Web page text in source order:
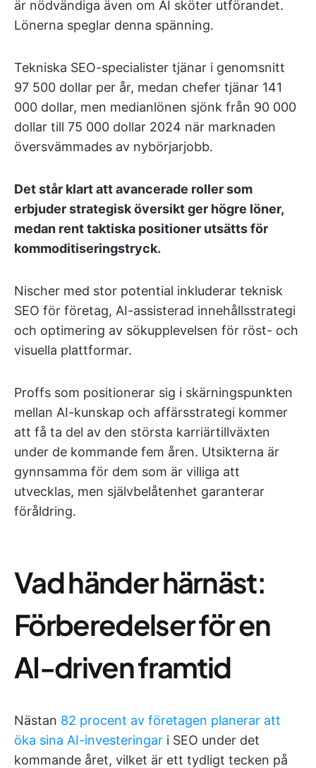
är nödvändiga även om AI sköter utförandet.
Lönerna speglar denna spänning.
Tekniska SEO-specialister tjänar i genomsnitt
97 500 dollar per år, medan chefer tjänar 141
000 dollar, men medianlönen sjönk från 90 000
dollar till 75 000 dollar 2024 när marknaden
översvämmades av nybörjarjobb.
Det står klart att avancerade roller som
erbjuder strategisk översikt ger högre löner,
medan rent taktiska positioner utsätts för
kommoditiseringstryck.
Nischer med stor potential inkluderar teknisk
SEO för företag, AI-assisterad innehållsstrategi
och optimering av sökupplevelsen för röst- och
visuella plattformar.
Proffs som positionerar sig i skärningspunkten
mellan AI-kunskap och affärsstrategi kommer
att få ta del av den största karriärtillväxten
under de kommande fem åren. Utsikterna är
gynnsamma för dem som är villiga att
utvecklas, men självbelåtenhet garanterar
föråldring.
Vad händer härnäst:
Förberedelser för en
AI-driven framtid
Nästan 82 procent av företagen planerar att
öka sina AI-investeringar i SEO under det
kommande året, vilket är ett tydligt tecken på